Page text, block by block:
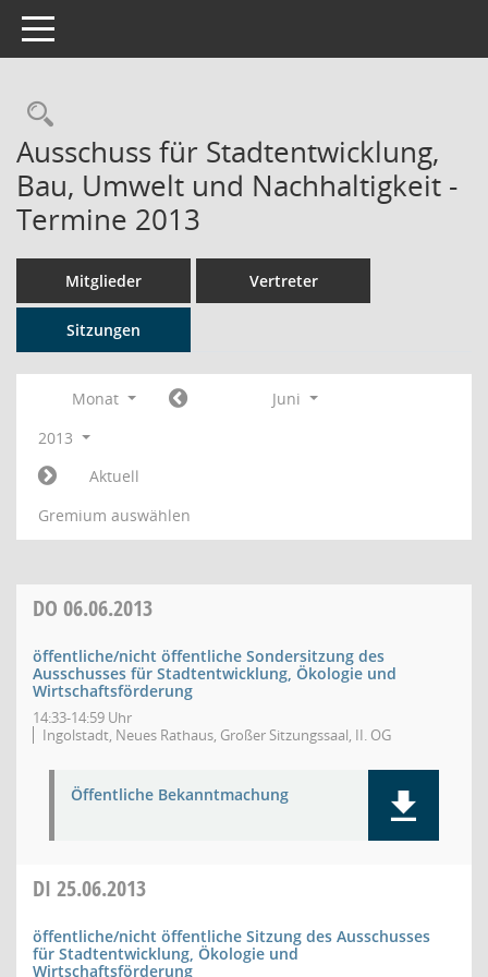
Toggle navigation
Rechercheauswahl
Ausschuss für Stadtentwicklung,
Bau, Umwelt und Nachhaltigkeit -
Termine 2013
Mitglieder Vertreter
Sitzungen
Monat
Juni
2013
Aktuell
Gremium auswählen
DO 06.06.2013
öffentliche/nicht öffentliche Sondersitzung des
Ausschusses für Stadtentwicklung, Ökologie und
Wirtschaftsförderung
14:33-14:59 Uhr
Ingolstadt, Neues Rathaus, Großer Sitzungssaal, II. OG
Öffentliche Bekanntmachung
DI 25.06.2013
öffentliche/nicht öffentliche Sitzung des Ausschusses
für Stadtentwicklung, Ökologie und
Wirtschaftsförderung